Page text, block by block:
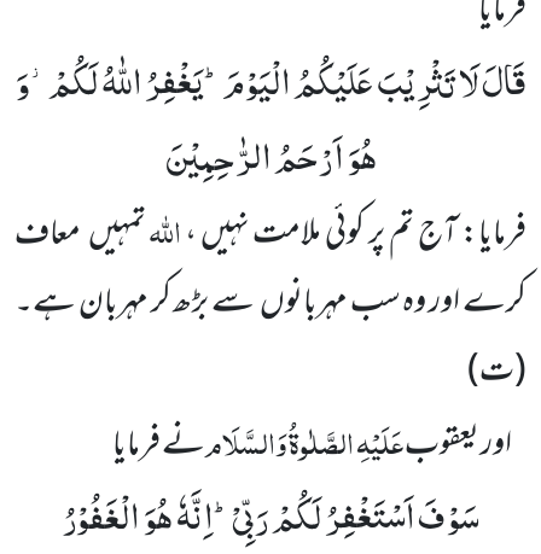
قَالَ لَا تَثْرِیْبَ عَلَیْكُمُ الْیَوْمَؕ-یَغْفِرُ اللّٰهُ لَكُمْ٘-وَ
هُوَ اَرْحَمُ الرّٰحِمِیْنَ
فرمایا: آج تم پر کوئی ملامت نہیں ،اللّٰہتمہیں معاف
کرے اور وہ سب مہربانوں سے بڑھ کر مہربان ہے۔
(ت)
اور یعقوبعَلَیْہِ الصَّلٰوۃُ وَالسَّلَامنے فرمایا
سَوْفَ اَسْتَغْفِرُ لَكُمْ رَبِّیْؕ-اِنَّهٗ هُوَ الْغَفُوْرُ